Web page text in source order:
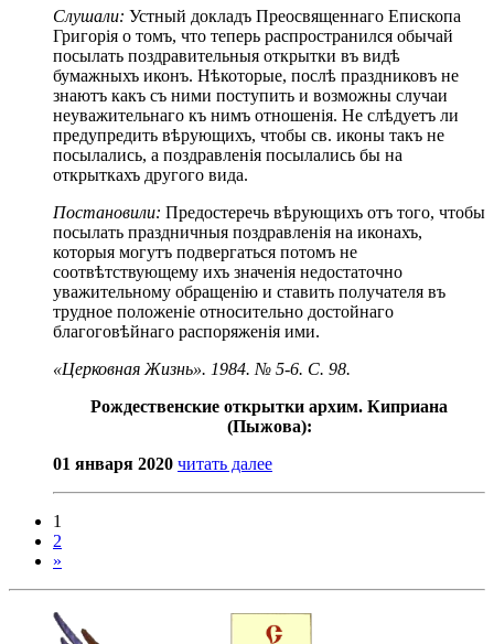
Слушали: Устный докладъ Преосвященнаго Епископа
Григорія о томъ, что теперь распространился обычай
посылать поздравительныя открытки въ видѣ
бумажныхъ иконъ. Нѣкоторые, послѣ праздниковъ не
знаютъ какъ съ ними поступить и возможны случаи
неуважительнаго къ нимъ отношенія. Не слѣдуетъ ли
предупредить вѣрующихъ, чтобы св. иконы такъ не
посылались, а поздравленія посылались бы на
открыткахъ другого вида.
Постановили: Предостеречь вѣрующихъ отъ того, чтобы
посылать праздничныя поздравленія на иконахъ,
которыя могутъ подвергаться потомъ не
соотвѣтствующему ихъ значенія недостаточно
уважительному обращенію и ставить получателя въ
трудное положеніе относительно достойнаго
благоговѣйнаго распоряженія ими.
«Церковная Жизнь». 1984. № 5-6. C. 98.
Рождественские открытки архим. Киприана
(Пыжова):
01 января 2020 читать далее
1
2
»